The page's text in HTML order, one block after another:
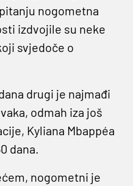
nogometna
izdvojile su neke
svjedoče o
drugi je najmađi
odmah iza još
Kyliana Mbappéa
dana.
nogometni je